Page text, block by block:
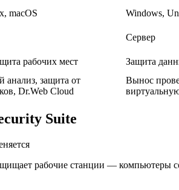
macOS Windows,
Сервер
рабочих мест Защита
анализ, защита от
Dr.Web Cloud
Вынос
Suite
рабочие станции — компьютеры